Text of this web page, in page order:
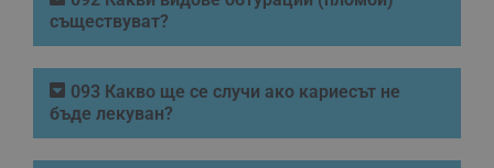
съществуват?
093 Какво ще се случи ако кариесът не
бъде лекуван?